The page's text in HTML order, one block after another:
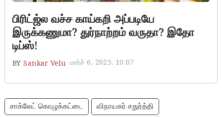
பிரிட்ஜ்ல வச்ச காய்கறி அப்படியே
இருக்கணுமா? துர்நாற்றம் வருதா? இதோ
டிப்ஸ்!
BY Sankar Velu மார்ச் 6, 2025, 10:07
சாக்லேட் கொழுக்கட்டை விநாயகர் சதுர்த்தி